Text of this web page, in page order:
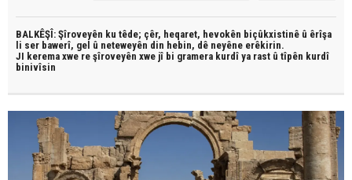
BALKÊŞÎ: Şîroveyên ku têde; çêr, heqaret, hevokên biçûkxistinê û êrîşa
li ser bawerî, gel û neteweyên din hebin, dê neyêne erêkirin.
JI kerema xwe re şîroveyên xwe jî bi gramera kurdî ya rast û tîpên kurdî
binivîsin